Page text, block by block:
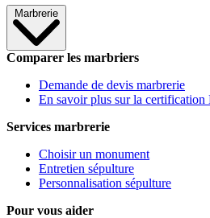
Marbrerie
Comparer les marbriers
Demande de devis marbrerie
En savoir plus sur la certification
Services marbrerie
Choisir un monument
Entretien sépulture
Personnalisation sépulture
Pour vous aider